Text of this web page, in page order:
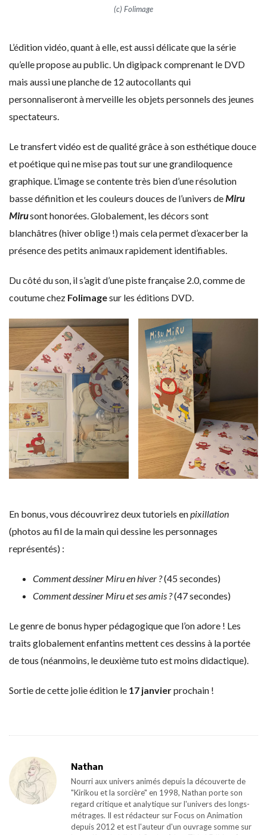
(c) Folimage
L’édition vidéo, quant à elle, est aussi délicate que la série
qu’elle propose au public. Un digipack comprenant le DVD
mais aussi une planche de 12 autocollants qui
personnaliseront à merveille les objets personnels des jeunes
spectateurs.
Le transfert vidéo est de qualité grâce à son esthétique douce
et poétique qui ne mise pas tout sur une grandiloquence
graphique. L’image se contente très bien d’une résolution
basse définition et les couleurs douces de l’univers de Miru
Mirusont honorées. Globalement, les décors sont
blanchâtres (hiver oblige !) mais cela permet d’exacerber la
présence des petits animaux rapidement identifiables.
Du côté du son, il s’agit d’une piste française 2.0, comme de
coutume chez Folimagesur les éditions DVD.
En bonus, vous découvrirez deux tutoriels enpixillation
(photos au fil de la main qui dessine les personnages
représentés) :
Comment dessiner Miru en hiver ?(45 secondes)
Comment dessiner Miru et ses amis ?(47 secondes)
Le genre de bonus hyper pédagogique que l’on adore ! Les
traits globalement enfantins mettent ces dessins à la portée
de tous (néanmoins, le deuxième tuto est moins didactique).
Sortie de cette jolie édition le 17 janvierprochain !
Nathan
Nourri aux univers animés depuis la découverte de
"Kirikou et la sorcière" en 1998, Nathan porte son
regard critique et analytique sur l'univers des longs-
métrages. Il est rédacteur sur Focus on Animation
depuis 2012 et est l'auteur d'un ouvrage somme sur